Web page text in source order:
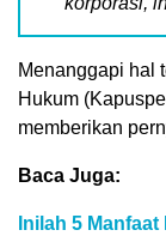
Menanggapi hal
Hukum
memberikan
Baca Juga:
Inilah 5